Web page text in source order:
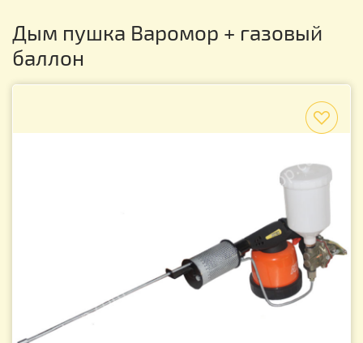
Дым пушка Варомор + газовый
баллон